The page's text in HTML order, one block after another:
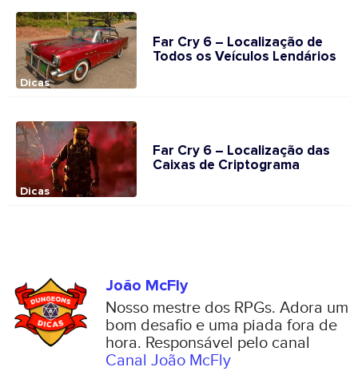
Dicas
Far Cry 6 – Localização de
Todos os Veículos Lendários
Dicas
Far Cry 6 – Localização das
Caixas de Criptograma
João McFly
Nosso mestre dos RPGs. Adora um
bom desafio e uma piada fora de
hora. Responsável pelo canal
Canal João McFly